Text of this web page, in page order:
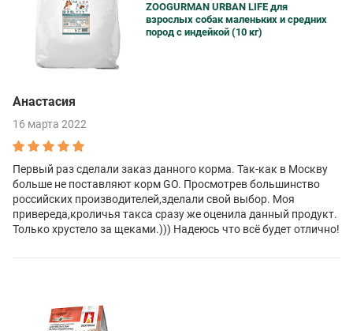
ZOOGURMAN URBAN LIFE для
взрослых собак маленьких и средних
пород с индейкой (10 кг)
Анастасия
16 марта 2022
Первый раз сделали заказ данного корма. Так-как в Москву
больше не поставляют корм GO. Просмотрев большинство
российских производителей,зделали свой выбор. Моя
привереда,кроличья такса сразу же оценила данный продукт.
Только хрустело за щеками.))) Надеюсь что всё будет отлично!